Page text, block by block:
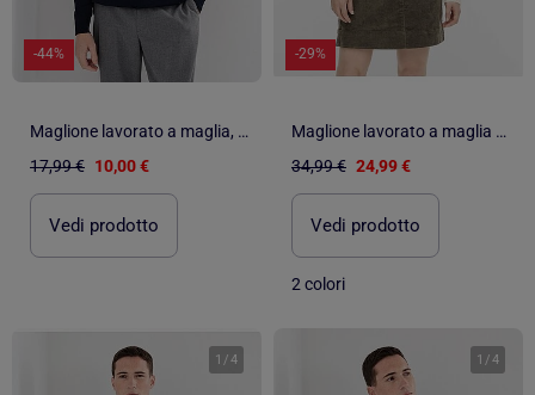
-44%
Maglione lavorato a maglia, MO Fashion
17,99 € 10,00 €
Vedi prodotto
-29%
Maglione lavorato a maglia Pieces
34,99 € 24,99 €
Vedi prodotto
2 colori
1 /4 1 /4